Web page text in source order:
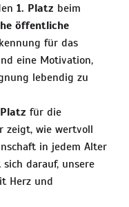
1. Platz beim
öffentliche
für das
eine Motivation,
lebendig zu
für die
zeigt, wie wertvoll
in jedem Alter
darauf, unsere
Herz und